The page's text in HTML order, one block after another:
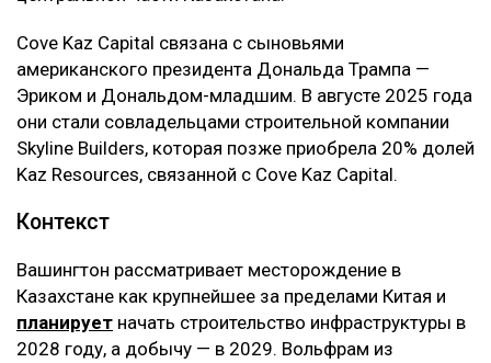
Cove Kaz Capital связана с сыновьями
американского президента Дональда Трампа —
Эриком и Дональдом-младшим. В августе 2025 года
они стали совладельцами строительной компании
Skyline Builders, которая позже приобрела 20% долей
Kaz Resources, связанной с Cove Kaz Capital.
Контекст
Вашингтон рассматривает месторождение в
Казахстане как крупнейшее за пределами Китая и
планирует начать строительство инфраструктуры в
2028 году, а добычу — в 2029. Вольфрам из